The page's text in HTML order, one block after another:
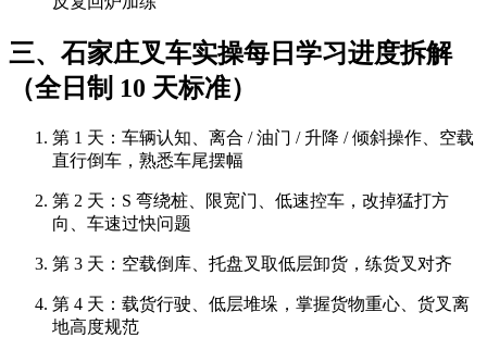
三、石家庄叉车实操每日学习进度拆解
（全日制 10 天标准）
第 1 天：车辆认知、离合 / 油门 / 升降 / 倾斜操作、空载
直行倒车，熟悉车尾摆幅
第 2 天：S 弯绕桩、限宽门、低速控车，改掉猛打方
向、车速过快问题
第 3 天：空载倒库、托盘叉取低层卸货，练货叉对齐
第 4 天：载货行驶、低层堆垛，掌握货物重心、货叉离
地高度规范